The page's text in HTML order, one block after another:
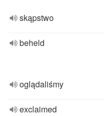
skąpstwo
beheld
oglądaliśmy
exclaimed